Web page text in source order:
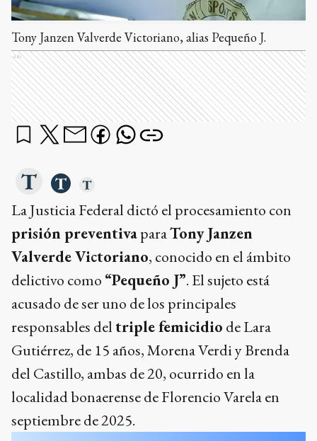
Tony Janzen Valverde Victoriano, alias Pequeño J.
Ads
La Justicia Federal dictó el procesamiento con
prisión preventivaparaTony Janzen
Valverde Victoriano, conocido en el ámbito
delictivo como “Pequeño J”. El sujeto está
acusado de ser uno de los principales
responsables deltriple femicidio de Lara
Gutiérrez, de 15 años, Morena Verdi y Brenda
del Castillo, ambas de 20, ocurrido en la
localidad bonaerense de Florencio Varela en
septiembre de 2025.